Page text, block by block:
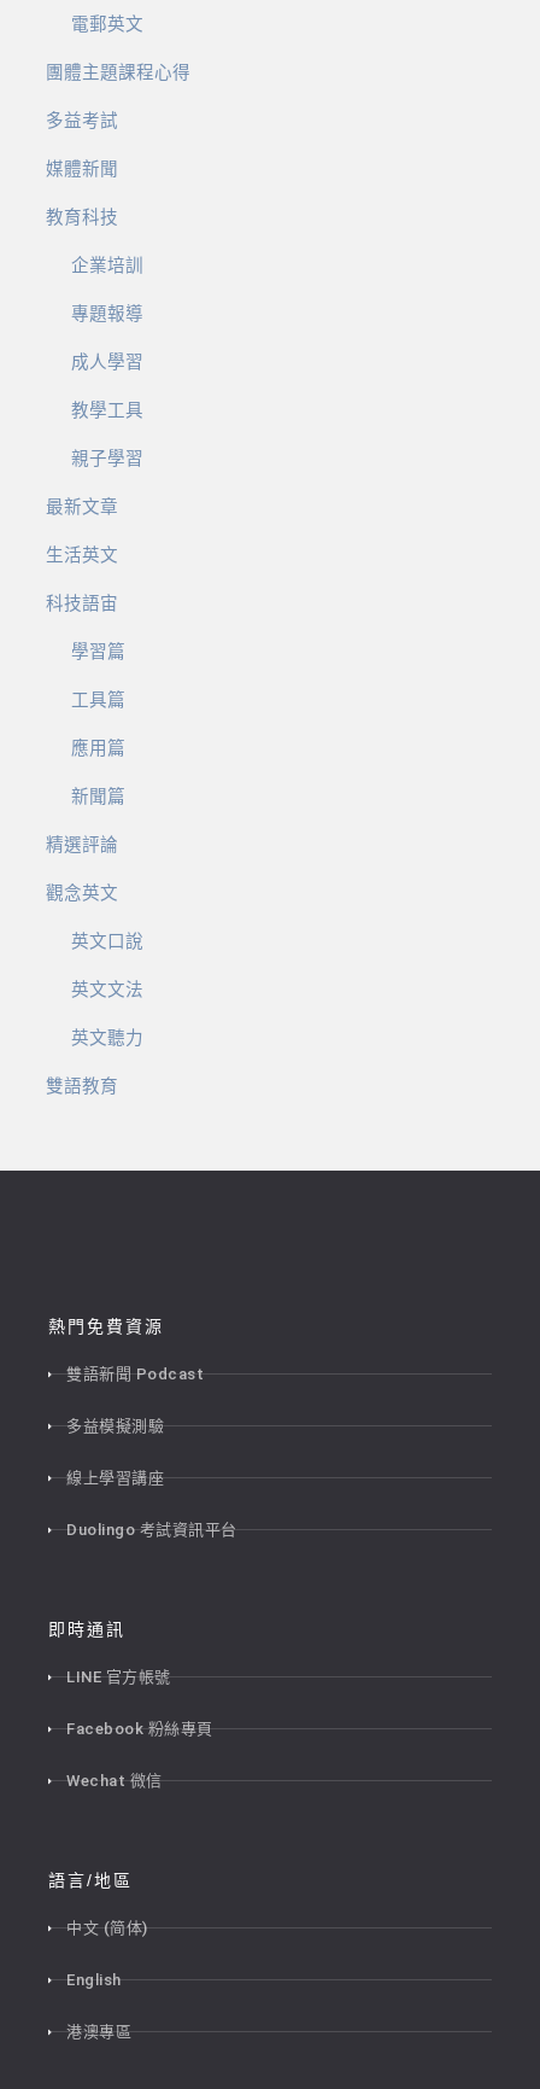
電郵英文
團體主題課程心得
多益考試
媒體新聞
教育科技
企業培訓
專題報導
成人學習
教學工具
親子學習
最新文章
生活英文
科技語宙
學習篇
工具篇
應用篇
新聞篇
精選評論
觀念英文
英文口說
英文文法
英文聽力
雙語教育
熱門免費資源
雙語新聞 Podcast
多益模擬測驗
線上學習講座
Duolingo 考試資訊平台
即時通訊
LINE 官方帳號
Facebook 粉絲專頁
Wechat 微信
語言/地區
中文 (简体)
English
港澳專區